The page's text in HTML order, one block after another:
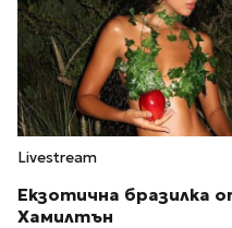
Livestream
Екзотична бразилка
Хамилтън